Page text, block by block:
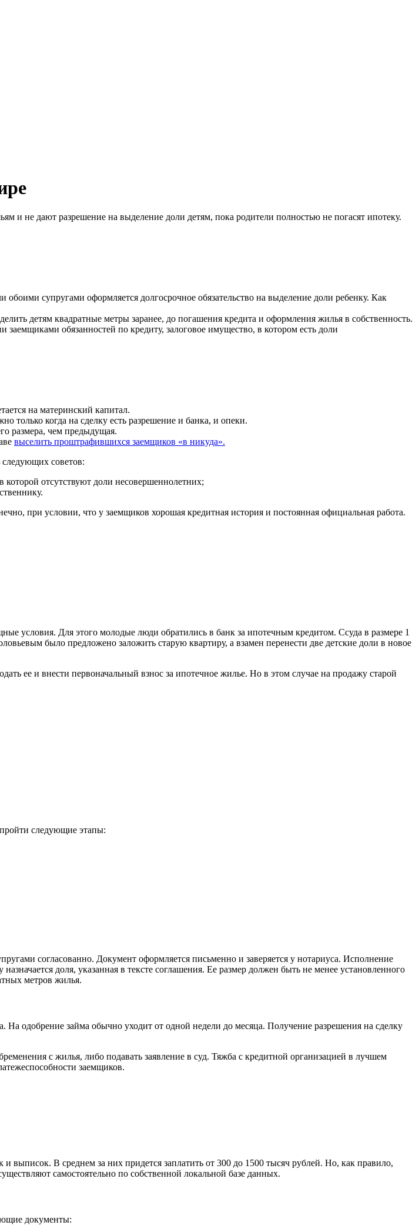
и не дают разрешение на выделение доли детям, пока родители полностью не погасят ипотеку.
обоими супругами оформляется долгосрочное обязательство на выделение доли ребенку. Как
детям квадратные метры заранее, до погашения кредита и оформления жилья в собственность.
обязанностей по кредиту, залоговое имущество, в котором есть доли
на материнский капитал.
только когда на сделку есть разрешение и банка, и опеки.
размера, чем предыдущая.
выселить проштрафившихся заемщиков «в никуда».
советов:
которой отсутствуют доли несовершеннолетних;
при условии, что у заемщиков хорошая кредитная история и постоянная официальная работа.
условия. Для этого молодые люди обратились в банк за ипотечным кредитом. Ссуда в размере 1
было предложено заложить старую квартиру, а взамен перенести две детские доли в новое
ее и внести первоначальный взнос за ипотечное жилье. Но в этом случае на продажу старой
следующие этапы:
согласованно. Документ оформляется письменно и заверяется у нотариуса. Исполнение
доля, указанная в тексте соглашения. Ее размер должен быть не менее установленного
метров жилья.
одобрение займа обычно уходит от одной недели до месяца. Получение разрешения на сделку
с жилья, либо подавать заявление в суд. Тяжба с кредитной организацией в лучшем
заемщиков.
выписок. В среднем за них придется заплатить от 300 до 1500 тысяч рублей. Но, как правило,
самостоятельно по собственной локальной базе данных.
документы: